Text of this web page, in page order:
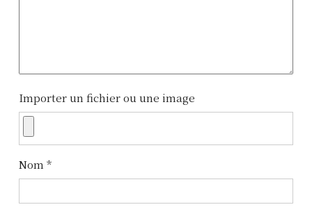
Importer un fichier ou une image
Nom *